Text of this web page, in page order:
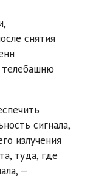
снятия
телебашню
сигнала,
излучения
туда, где
—